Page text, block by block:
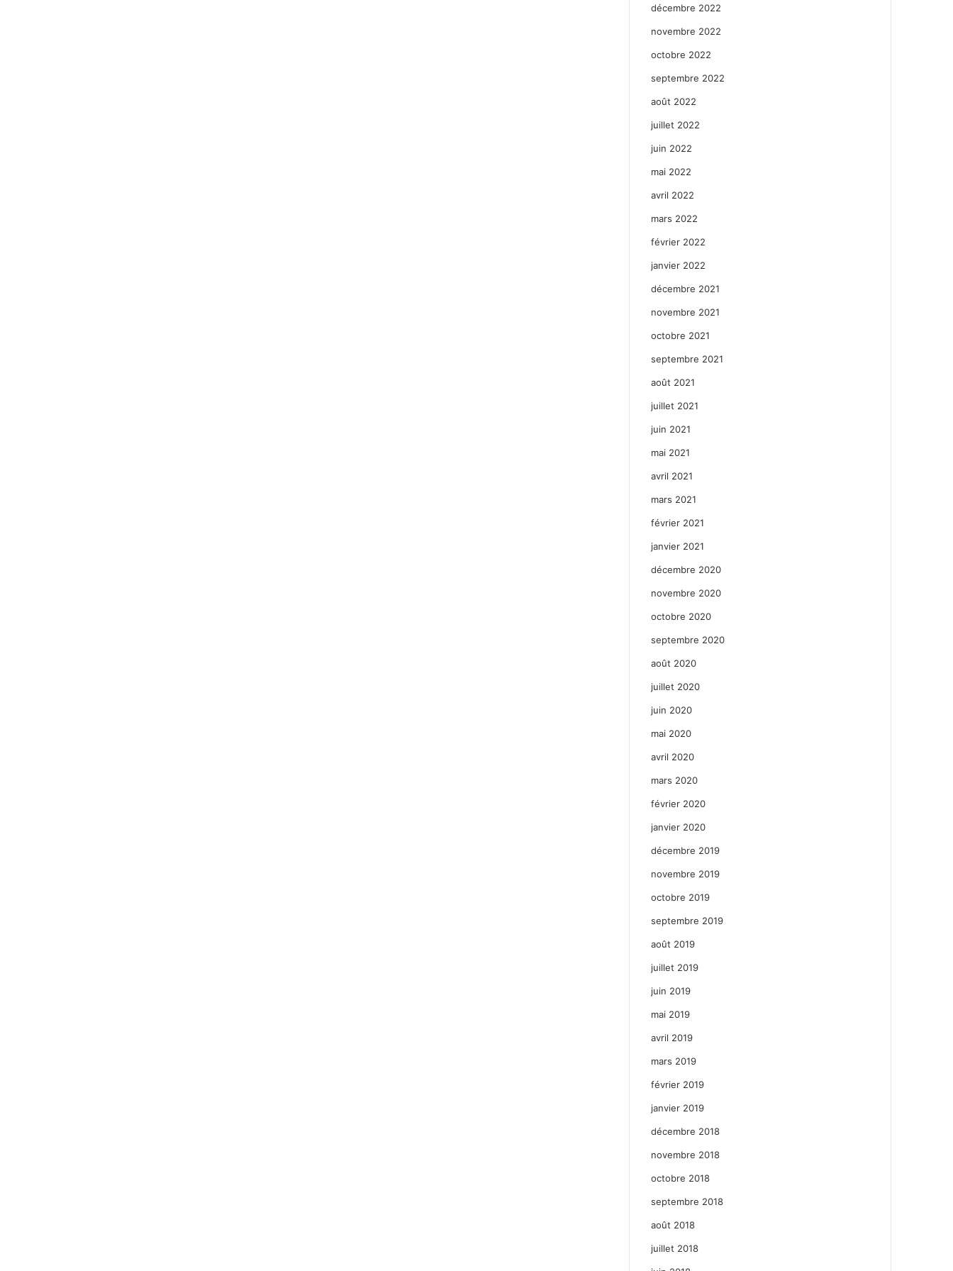
décembre 2022
novembre 2022
octobre 2022
septembre 2022
août 2022
juillet 2022
juin 2022
mai 2022
avril 2022
mars 2022
février 2022
janvier 2022
décembre 2021
novembre 2021
octobre 2021
septembre 2021
août 2021
juillet 2021
juin 2021
mai 2021
avril 2021
mars 2021
février 2021
janvier 2021
décembre 2020
novembre 2020
octobre 2020
septembre 2020
août 2020
juillet 2020
juin 2020
mai 2020
avril 2020
mars 2020
février 2020
janvier 2020
décembre 2019
novembre 2019
octobre 2019
septembre 2019
août 2019
juillet 2019
juin 2019
mai 2019
avril 2019
mars 2019
février 2019
janvier 2019
décembre 2018
novembre 2018
octobre 2018
septembre 2018
août 2018
juillet 2018